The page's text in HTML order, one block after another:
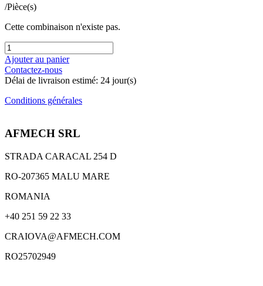
/Pièce(s)
Cette combinaison n'existe pas.
Ajouter au panier
Contactez-nous
Délai de livraison estimé: 24 jour(s)
Conditions générales
AFMECH SRL
STRADA CARACAL 254 D
RO-207365 MALU MARE
ROMANIA
+40 251 59 22 33
CRAIOVA@AFMECH.COM
RO25702949